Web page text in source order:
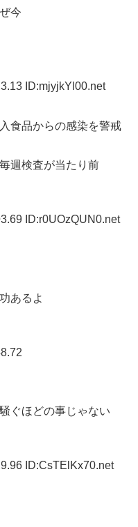
今
ID:mjyjkYl00.net
食品からの感染を警戒
週検査が当たり前
ID:r0UOzQUN0.net
あるよ
ぐほどの事じゃない
ID:CsTElKx70.net